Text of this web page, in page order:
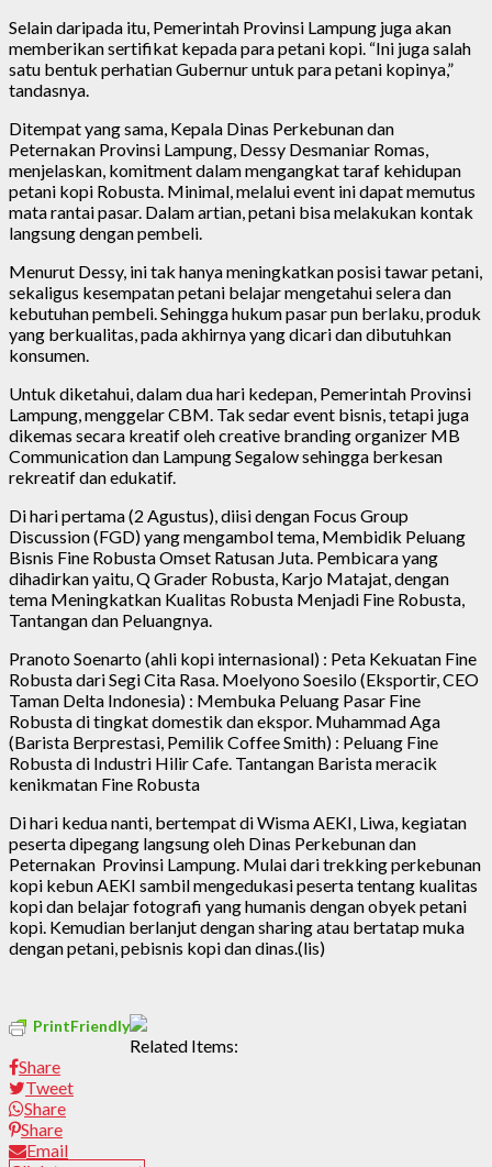
Selain daripada itu, Pemerintah Provinsi Lampung juga akan
memberikan sertifikat kepada para petani kopi. “Ini juga salah
satu bentuk perhatian Gubernur untuk para petani kopinya,”
tandasnya.
Ditempat yang sama, Kepala Dinas Perkebunan dan
Peternakan Provinsi Lampung, Dessy Desmaniar Romas,
menjelaskan, komitment dalam mengangkat taraf kehidupan
petani kopi Robusta. Minimal, melalui event ini dapat memutus
mata rantai pasar. Dalam artian, petani bisa melakukan kontak
langsung dengan pembeli.
Menurut Dessy, ini tak hanya meningkatkan posisi tawar petani,
sekaligus kesempatan petani belajar mengetahui selera dan
kebutuhan pembeli. Sehingga hukum pasar pun berlaku, produk
yang berkualitas, pada akhirnya yang dicari dan dibutuhkan
konsumen.
Untuk diketahui, dalam dua hari kedepan, Pemerintah Provinsi
Lampung, menggelar CBM. Tak sedar event bisnis, tetapi juga
dikemas secara kreatif oleh creative branding organizer MB
Communication dan Lampung Segalow sehingga berkesan
rekreatif dan edukatif.
Di hari pertama (2 Agustus), diisi dengan Focus Group
Discussion (FGD) yang mengambol tema, Membidik Peluang
Bisnis Fine Robusta Omset Ratusan Juta. Pembicara yang
dihadirkan yaitu, Q Grader Robusta, Karjo Matajat, dengan
tema Meningkatkan Kualitas Robusta Menjadi Fine Robusta,
Tantangan dan Peluangnya.
Pranoto Soenarto (ahli kopi internasional) : Peta Kekuatan Fine
Robusta dari Segi Cita Rasa. Moelyono Soesilo (Eksportir, CEO
Taman Delta Indonesia) : Membuka Peluang Pasar Fine
Robusta di tingkat domestik dan ekspor. Muhammad Aga
(Barista Berprestasi, Pemilik Coffee Smith) : Peluang Fine
Robusta di Industri Hilir Cafe. Tantangan Barista meracik
kenikmatan Fine Robusta
Di hari kedua nanti, bertempat di Wisma AEKI, Liwa, kegiatan
peserta dipegang langsung oleh Dinas Perkebunan dan
Peternakan Provinsi Lampung. Mulai dari trekking perkebunan
kopi kebun AEKI sambil mengedukasi peserta tentang kualitas
kopi dan belajar fotografi yang humanis dengan obyek petani
kopi. Kemudian berlanjut dengan sharing atau bertatap muka
dengan petani, pebisnis kopi dan dinas.(lis)
PrintFriendly
Related Items:
Share
Tweet
Share
Share
Email